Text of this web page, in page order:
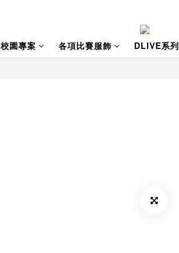
校園專案 各項比賽服飾 DLIVE系列